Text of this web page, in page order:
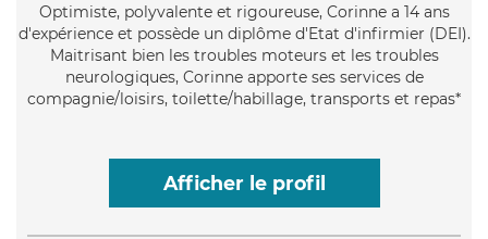
Optimiste, polyvalente et rigoureuse, Corinne a 14 ans
d'expérience et possède un diplôme d'Etat d'infirmier (DEI).
Maitrisant bien les troubles moteurs et les troubles
neurologiques, Corinne apporte ses services de
compagnie/loisirs, toilette/habillage, transports et repas*
Afficher le profil